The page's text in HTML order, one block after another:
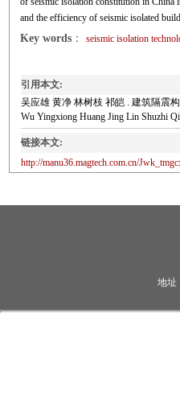
and the efficiency of seismic isolated
Key words： seismic isolation
引用本文:
吴应雄 黄净 林树枝 祁皑 . 建筑隔震
Wu Yingxiong Huang Jing Lin Shuzhi
链接本文:
http://manu36.magtech.com.cn/
地址